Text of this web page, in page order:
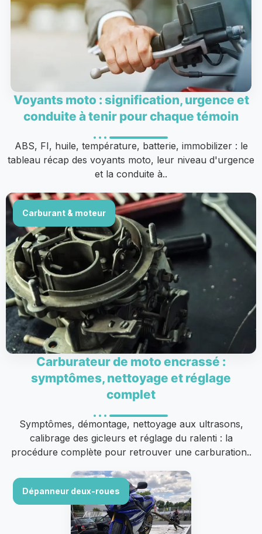
Voyants moto : signification, urgence et
conduite à tenir pour chaque témoin
ABS, FI, huile, température, batterie, immobilizer : le
tableau récap des voyants moto, leur niveau d'urgence
et la conduite à..
Carburant & moteur
Carburateur de moto encrassé :
symptômes, nettoyage et réglage
complet
Symptômes, démontage, nettoyage aux ultrasons,
calibrage des gicleurs et réglage du ralenti : la
procédure complète pour retrouver une carburation..
Dépanneur deux-roues